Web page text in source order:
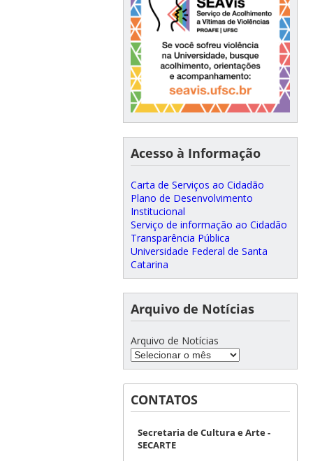
Acesso à Informação
Carta de Serviços ao Cidadão
Plano de Desenvolvimento
Institucional
Serviço de informação ao Cidadão
Transparência Pública
Universidade Federal de Santa
Catarina
Arquivo de Notícias
Arquivo de Notícias
CONTATOS
Secretaria de Cultura e Arte -
SECARTE